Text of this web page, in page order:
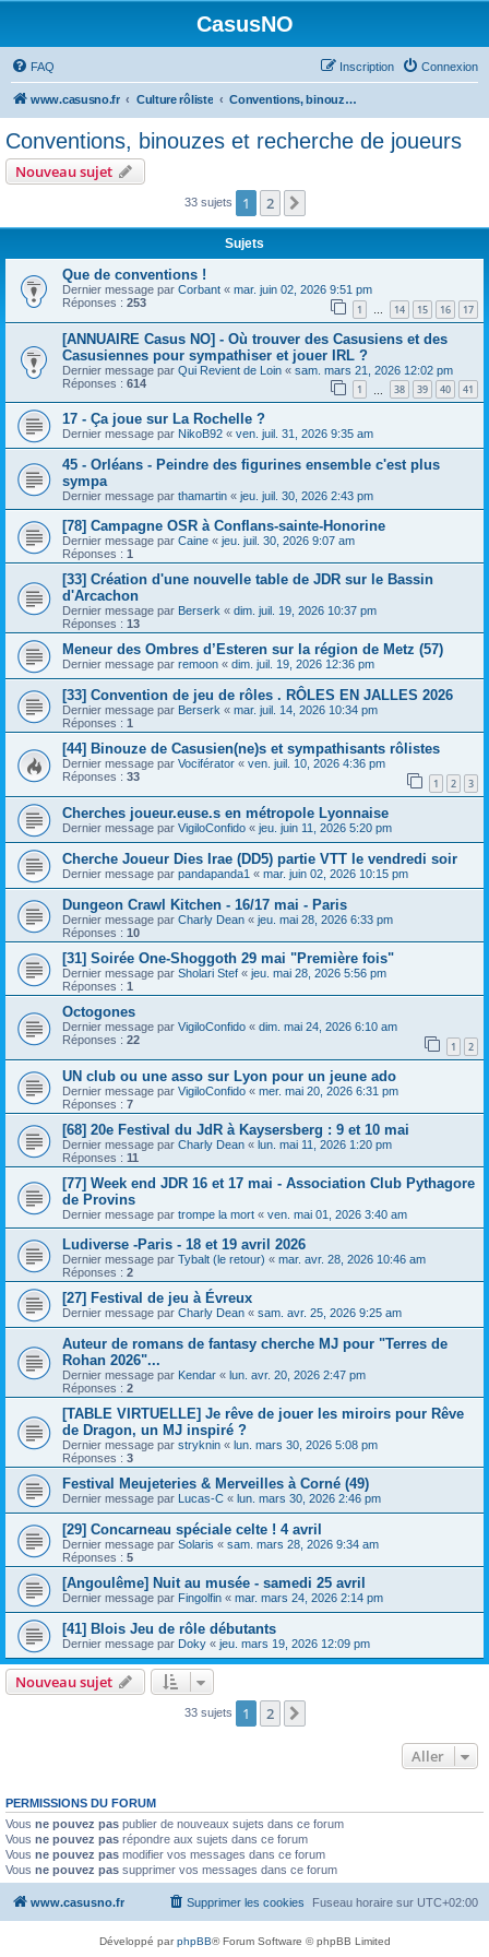
CasusNO
FAQ Connexion
Inscription
www.casusno.fr Culture rôliste Conventions, binouzes et recherche de joueurs
Conventions, binouzes et recherche de joueurs
Nouveau sujet
33 sujets 1 2
Sujets
Que de conventions !
Dernier message par Corbant « mar. juin 02, 2026 9:51 pm
Réponses : 253 1 … 14 15 16 17
[ANNUAIRE Casus NO] - Où trouver des Casusiens et des
Casusiennes pour sympathiser et jouer IRL ?
Dernier message par Qui Revient de Loin « sam. mars 21, 2026 12:02 pm
Réponses : 614 1 38 39 40 41
17 - Ça joue sur La Rochelle ?
Dernier message par NikoB92 « ven. juil. 31, 2026 9:35 am
45 - Orléans - Peindre des figurines ensemble c'est plus
sympa
Dernier message par thamartin « jeu. juil. 30, 2026 2:43 pm
[78] Campagne OSR à Conflans-sainte-Honorine
Dernier message par Caine « jeu. juil. 30, 2026 9:07 am
Réponses : 1
[33] Création d'une nouvelle table de JDR sur le Bassin
d'Arcachon
Dernier message par Berserk « dim. juil. 19, 2026 10:37 pm
Réponses : 13
Meneur des Ombres d’Esteren sur la région de Metz (57)
Dernier message par remoon « dim. juil. 19, 2026 12:36 pm
[33] Convention de jeu de rôles . RÔLES EN JALLES 2026
Dernier message par Berserk « mar. juil. 14, 2026 10:34 pm
Réponses : 1
[44] Binouze de Casusien(ne)s et sympathisants rôlistes
Dernier message par Vociférator « ven. juil. 10, 2026 4:36 pm
Réponses : 33 1 2 3
Cherches joueur.euse.s en métropole Lyonnaise
Dernier message par VigiloConfido « jeu. juin 11, 2026 5:20 pm
Cherche Joueur Dies Irae (DD5) partie VTT le vendredi soir
Dernier message par pandapanda1 « mar. juin 02, 2026 10:15 pm
Dungeon Crawl Kitchen - 16/17 mai - Paris
Dernier message par Charly Dean « jeu. mai 28, 2026 6:33 pm
Réponses : 10
[31] Soirée One-Shoggoth 29 mai "Première fois"
Dernier message par Sholari Stef « jeu. mai 28, 2026 5:56 pm
Réponses : 1
Octogones
Dernier message par VigiloConfido « dim. mai 24, 2026 6:10 am
Réponses : 22 1 2
UN club ou une asso sur Lyon pour un jeune ado
Dernier message par VigiloConfido « mer. mai 20, 2026 6:31 pm
Réponses : 7
[68] 20e Festival du JdR à Kaysersberg : 9 et 10 mai
Dernier message par Charly Dean « lun. mai 11, 2026 1:20 pm
Réponses : 11
[77] Week end JDR 16 et 17 mai - Association Club Pythagore
de Provins
Dernier message par trompe la mort « ven. mai 01, 2026 3:40 am
Ludiverse -Paris - 18 et 19 avril 2026
Dernier message par Tybalt (le retour) « mar. avr. 28, 2026 10:46 am
Réponses : 2
[27] Festival de jeu à Évreux
Dernier message par Charly Dean « sam. avr. 25, 2026 9:25 am
Auteur de romans de fantasy cherche MJ pour "Terres de
Rohan 2026"...
Dernier message par Kendar « lun. avr. 20, 2026 2:47 pm
Réponses : 2
[TABLE VIRTUELLE] Je rêve de jouer les miroirs pour Rêve
de Dragon, un MJ inspiré ?
Dernier message par stryknin « lun. mars 30, 2026 5:08 pm
Réponses : 3
Festival Meujeteries & Merveilles à Corné (49)
Dernier message par Lucas-C « lun. mars 30, 2026 2:46 pm
[29] Concarneau spéciale celte ! 4 avril
Dernier message par Solaris « sam. mars 28, 2026 9:34 am
Réponses : 5
[Angoulême] Nuit au musée - samedi 25 avril
Dernier message par Fingolfin « mar. mars 24, 2026 2:14 pm
[41] Blois Jeu de rôle débutants
Dernier message par Doky « jeu. mars 19, 2026 12:09 pm
Nouveau sujet
33 sujets 1 2
Aller
PERMISSIONS DU FORUM
Vous ne pouvez pas publier de nouveaux sujets dans ce forum
Vous ne pouvez pas répondre aux sujets dans ce forum
Vous ne pouvez pas modifier vos messages dans ce forum
Vous ne pouvez pas supprimer vos messages dans ce forum
www.casusno.fr Fuseau horaire sur UTC+02:00
Supprimer les cookies
Développé parphpBB® Forum Software © phpBB Limited